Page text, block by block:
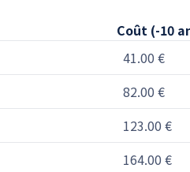
Coût (-10
41.00 €
82.00 €
123.00 €
164.00 €